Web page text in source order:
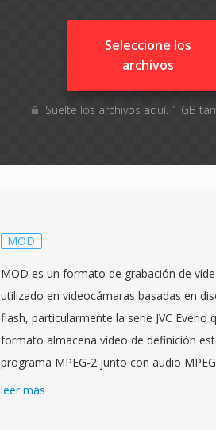
Seleccione los
archivos
Suelte los archivos aquí. 1 GB
MOD
MOD es un formato de grabación de
utilizado en videocámaras basadas en
flash, particularmente la serie JVC Everio
formato almacena vídeo de definición
programa MPEG-2 junto con audio
Digital, produciendo archivos
leer más